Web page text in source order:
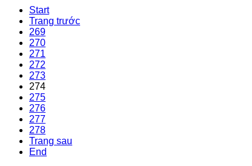
Start
Trang trước
269
270
271
272
273
274
275
276
277
278
Trang sau
End